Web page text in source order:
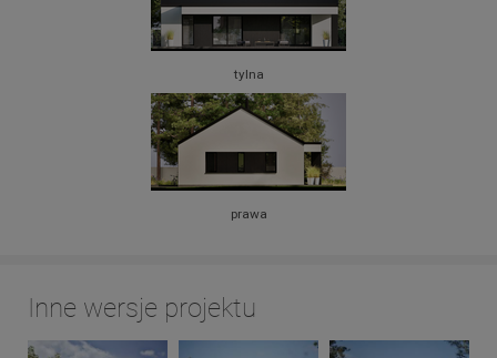
tylna
prawa
Inne wersje projektu